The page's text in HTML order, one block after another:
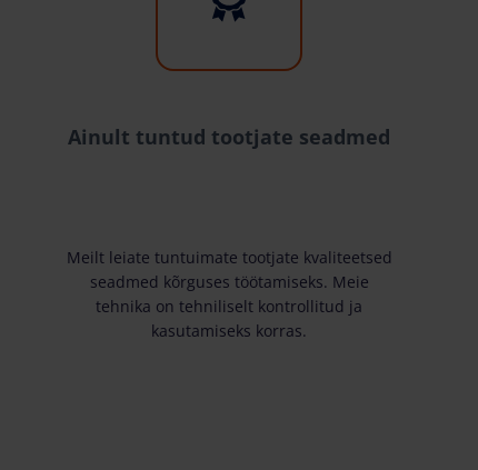
Ainult tuntud tootjate seadmed
Meilt leiate tuntuimate tootjate kvaliteetsed
seadmed kõrguses töötamiseks. Meie
tehnika on tehniliselt kontrollitud ja
kasutamiseks korras.